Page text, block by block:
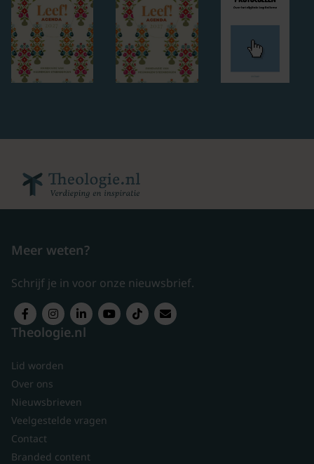
Meer weten?
Schrijf je in voor onze nieuwsbrief.
Theologie.nl
Lid worden
Over ons
Nieuwsbrieven
Veelgestelde vragen
Contact
Branded content